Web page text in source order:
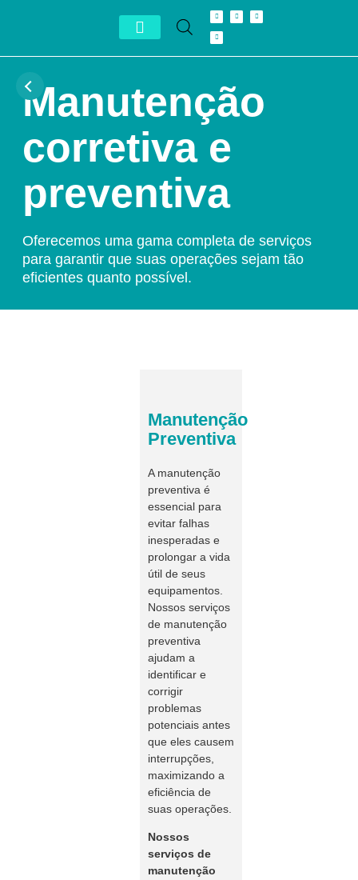
Manutenção
corretiva e
preventiva
Oferecemos uma gama completa de serviços
para garantir que suas operações sejam tão
eficientes quanto possível.
Manutenção
Preventiva
A manutenção
preventiva é
essencial para
evitar falhas
inesperadas e
prolongar a vida
útil de seus
equipamentos.
Nossos serviços
de manutenção
preventiva
ajudam a
identificar e
corrigir
problemas
potenciais antes
que eles causem
interrupções,
maximizando a
eficiência de
suas operações.
Nossos
serviços de
manutenção